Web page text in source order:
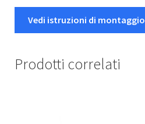
Vedi istruzioni di montaggio
Prodotti correlati